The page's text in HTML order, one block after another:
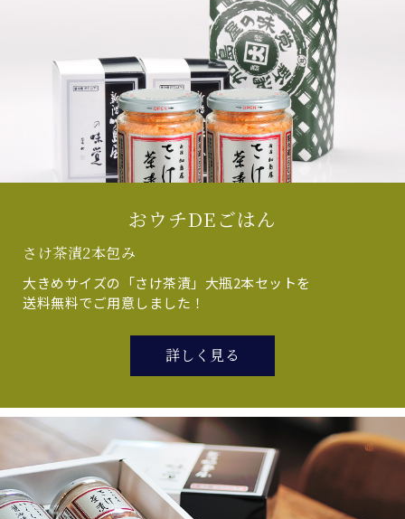
おウチDEごはん
さけ茶漬2本包み
大きめサイズの「さけ茶漬」大瓶2本セットを
送料無料でご用意しました！
詳しく見る